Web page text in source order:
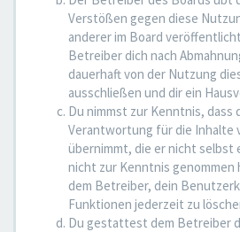
Verstößen gegen diese
anderer im Board
Betreiber dich nach
dauerhaft von der Nutzung
ausschließen und dir ein
Du nimmst zur Kenntnis, dass
Verantwortung für die Inhalte
übernimmt, die er nicht selbst
nicht zur Kenntnis
dem Betreiber, dein
Funktionen jederzeit zu
Du gestattest dem Betreiber